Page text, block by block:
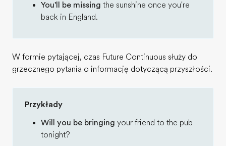
You'll be missing the sunshine once you're
back in England.
W formie pytającej, czas Future Continuous służy do
grzecznego pytania o informację dotyczącą przyszłości.
Przykłady
Will you be bringing your friend to the pub
tonight?